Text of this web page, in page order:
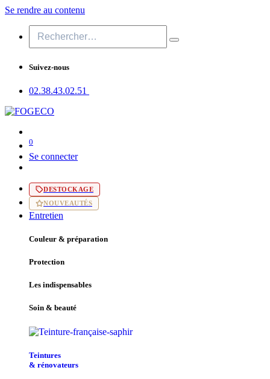
Se rendre au contenu
Suivez-nous
02.38.43​.02.51
0
Se connecter
DESTOCKAGE
NOUVEAUTÉS
Entretien
Couleur & préparation
Protection
Les indispensables
Soin & beauté
Teintu​res
& r​é​novateurs